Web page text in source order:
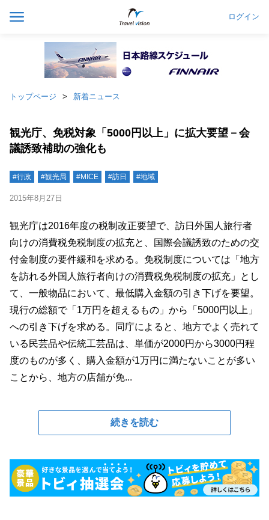
ログイン
トップページ 新着ニュース
観光庁、免税対象「5000円以上」に拡大要望－会
議誘致補助の強化も
#行政 #観光局 #MICE #訪日 #地域
2015年8月27日
観光庁は2016年度の税制改正要望で、訪日外国人旅行者
向けの消費税免税制度の拡充と、国際会議誘致のための交
付金制度の要件緩和を求める。免税制度については「地方
を訪れる外国人旅行者向けの消費税免税制度の拡充」とし
て、一般物品において、最低購入金額の引き下げを要望。
現行の総額で「1万円を超えるもの」から「5000円以上」
への引き下げを求める。同庁によると、地方でよく売れて
いる民芸品や伝統工芸品は、単価が2000円から3000円程
度のものが多く、購入金額が1万円に満たないことが多い
ことから、地方の店舗が免...
続きを読む